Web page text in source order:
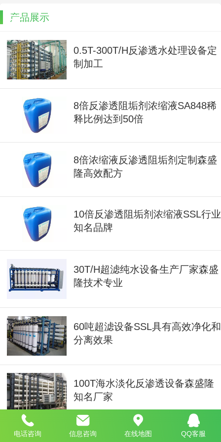
产品展示
0.5T-300T/H反渗透水处理设备定
制加工
8倍反渗透阻垢剂浓缩液SA848稀
释比例达到50倍
8倍浓缩液反渗透阻垢剂定制森盛
隆高效配方
10倍反渗透阻垢剂浓缩液SSL行业
知名品牌
30T/H超滤纯水设备生产厂家森盛
隆技术专业
60吨超滤设备SSL具有高效净化和
分离效果
100T海水淡化反渗透设备森盛隆
知名厂家
EDI超纯水处理设备森盛隆采用电
电话咨询 信息咨询 在线地图 QQ客服